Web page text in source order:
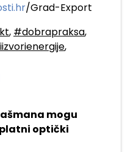
/Grad-Export
, #dobrapraksa,
,
mogu
optički